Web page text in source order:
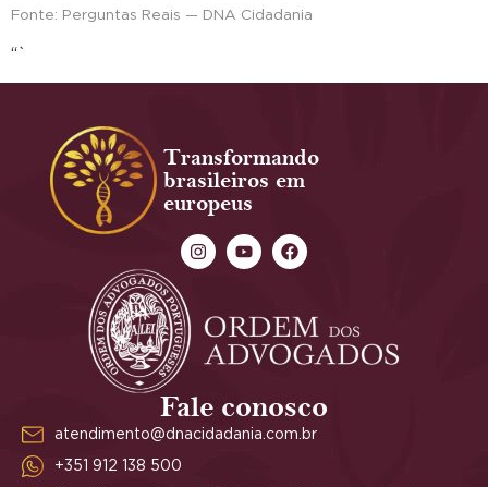
Fonte: Perguntas Reais — DNA Cidadania
“`
Transformando
brasileiros em
europeus
Fale conosco
atendimento@dnacidadania.com.br
+351 912 138 500